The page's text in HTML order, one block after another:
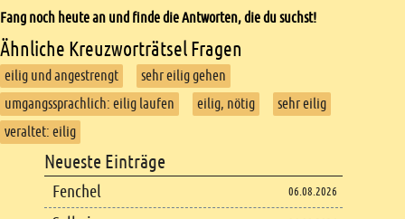
Fang noch heute an und finde die Antworten, die du suchst!
Ähnliche Kreuzworträtsel Fragen
eilig und angestrengt
sehr eilig gehen
umgangssprachlich: eilig laufen
eilig, nötig
sehr eilig
veraltet: eilig
Footer content
Neueste Einträge
Fenchel 06.08.2026